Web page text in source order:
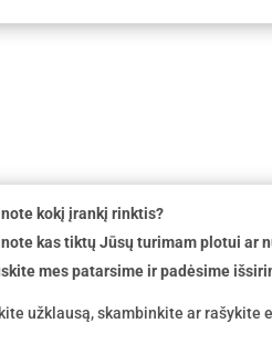
kokį įrankį rinktis?
kas tiktų Jūsų turimam plotui ar
mes patarsime ir padėsime
užklausą, skambinkite ar rašykite